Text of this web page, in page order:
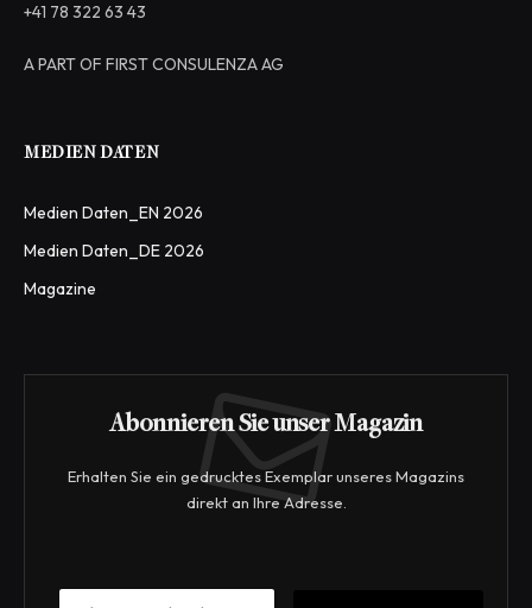
+41 78 322 63 43
A PART OF FIRST CONSULENZA AG
MEDIEN DATEN
Medien Daten_EN 2026
Medien Daten_DE 2026
Magazine
Abonnieren Sie unser Magazin
Erhalten Sie ein gedrucktes Exemplar unseres Magazins
direkt an Ihre Adresse.
E